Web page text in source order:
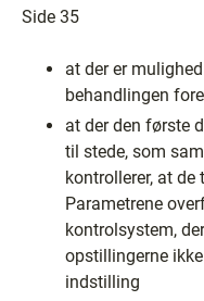
Side 35
at der er
behandlingen
at der den første
til stede, som
kontrollerer, at
Parametrene
kontrolsystem,
opstillingerne
indstilling